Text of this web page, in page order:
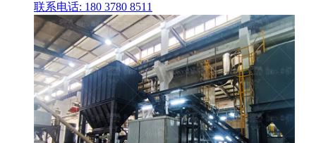
联系电话: 180 3780 8511